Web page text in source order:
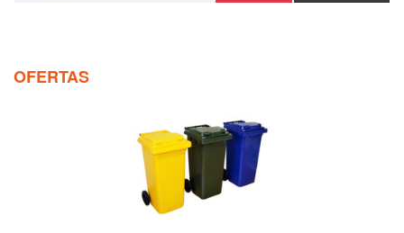
OFERTAS